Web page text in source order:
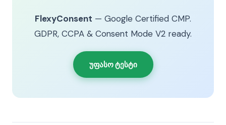
FlexyConsent — Google Certified CMP.
GDPR, CCPA & Consent Mode V2 ready.
უფასო ტესტი